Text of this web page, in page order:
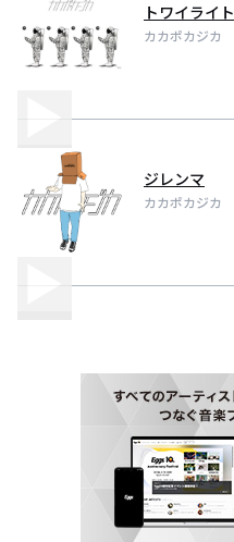
トワイライト
カカポカジカ
ジレンマ
カカポカジカ